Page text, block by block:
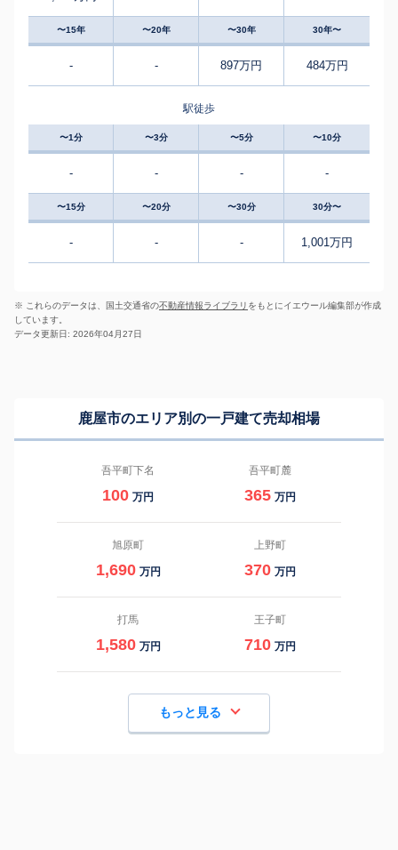
〜15年 〜20年 〜30年 30年〜
- - 897万円 484万円
駅徒歩
〜1分 〜3分 〜5分 〜10分
- - - -
〜15分 〜20分 〜30分 30分〜
- - - 1,001万円
※ これらのデータは、国土交通省の不動産情報ライブラリ をもとにイエウール編集部が作成
しています。
データ更新日: 2026年04月27日
鹿屋市のエリア別の一戸建て売却相場
吾平町下名
100 万円
吾平町麓
365 万円
旭原町
1,690 万円
上野町
370 万円
打馬
1,580 万円
王子町
710 万円
もっと見る